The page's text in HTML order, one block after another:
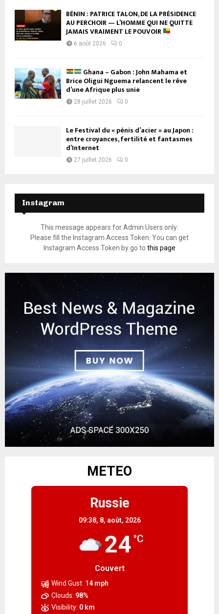
BÉNIN : PATRICE TALON, DE LA PRÉSIDENCE
AU PERCHOIR — L’HOMME QUI NE QUITTE
JAMAIS VRAIMENT LE POUVOIR
6 août 2026 0
Ghana – Gabon : John Mahama et
Brice Oligui Nguema relancent le rêve
d’une Afrique plus unie
28 juillet 2026 0
Le Festival du « pénis d’acier » au Japon :
entre croyances, fertilité et fantasmes
d’Internet
27 juillet 2026 0
Instagram
This message appears for Admin Users only:
Please fill the Instagram Access Token. You can get
Instagram Access Token by go to this page
METEO
Russie
09:38, 8, août, 2026
24 °C
Couvert
Wind Gust: 14 mph
Clouds: 98%
Visibility: 0 km